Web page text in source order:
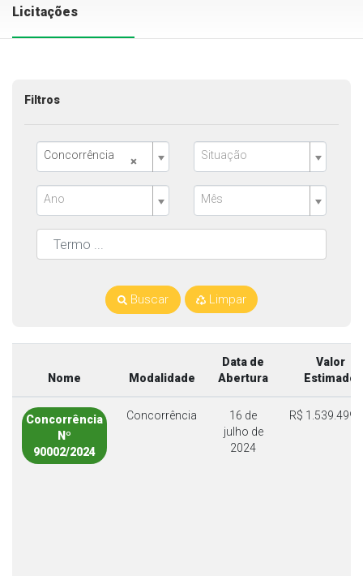
Licitações
Filtros
×
Concorrência Situação
Ano Mês
Buscar Limpar
Nome Modalidade
Data de
Abertura
Valor
Estimado
Concorrência
Nº
90002/2024
Concorrência
16 de
julho de
2024
R$